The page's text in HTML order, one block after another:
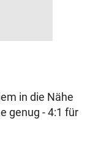
in die Nähe
genug - 4:1 für